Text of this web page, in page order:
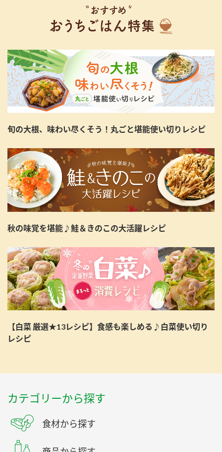
旬の大根、味わい尽くそう！丸ごと堪能使い切りレシピ
秋の味覚を堪能♪鮭＆きのこの大活躍レシピ
【白菜 厳選★13レシピ】食感も楽しめる♪白菜使い切り
レシピ
カテゴリーから探す
食材から探す